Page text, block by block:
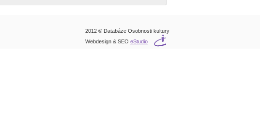
2012 © Databáze Osobnosti kultury
Webdesign & SEO eStudio